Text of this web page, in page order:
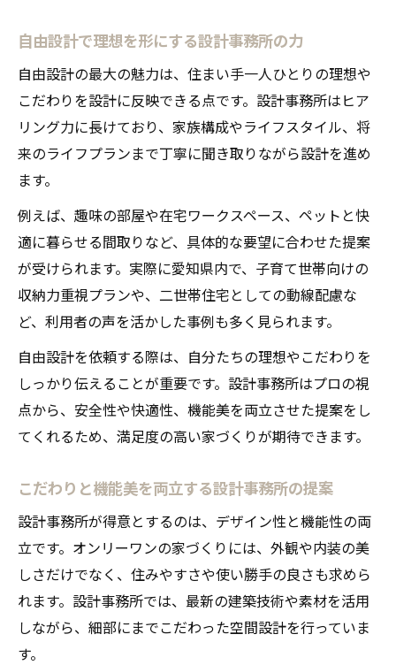
自由設計で理想を形にする設計事務所の力
自由設計の最大の魅力は、住まい手一人ひとりの理想や
こだわりを設計に反映できる点です。設計事務所はヒア
リング力に長けており、家族構成やライフスタイル、将
来のライフプランまで丁寧に聞き取りながら設計を進め
ます。
例えば、趣味の部屋や在宅ワークスペース、ペットと快
適に暮らせる間取りなど、具体的な要望に合わせた提案
が受けられます。実際に愛知県内で、子育て世帯向けの
収納力重視プランや、二世帯住宅としての動線配慮な
ど、利用者の声を活かした事例も多く見られます。
自由設計を依頼する際は、自分たちの理想やこだわりを
しっかり伝えることが重要です。設計事務所はプロの視
点から、安全性や快適性、機能美を両立させた提案をし
てくれるため、満足度の高い家づくりが期待できます。
こだわりと機能美を両立する設計事務所の提案
設計事務所が得意とするのは、デザイン性と機能性の両
立です。オンリーワンの家づくりには、外観や内装の美
しさだけでなく、住みやすさや使い勝手の良さも求めら
れます。設計事務所では、最新の建築技術や素材を活用
しながら、細部にまでこだわった空間設計を行っていま
す。